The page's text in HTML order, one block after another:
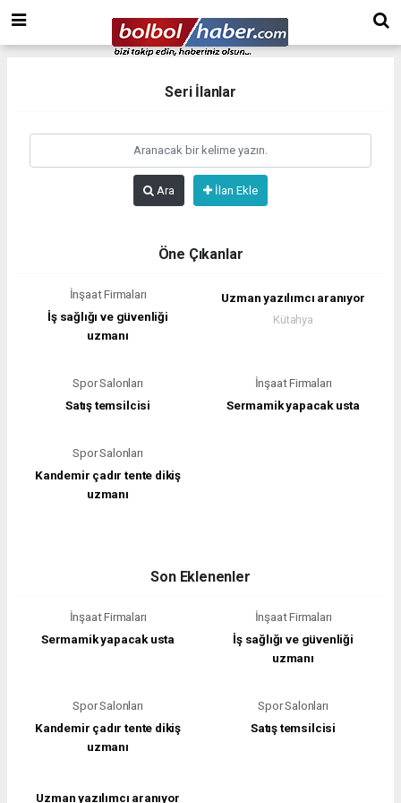
Seri İlanlar
Ara İlan Ekle
Öne Çıkanlar
İnşaat Firmaları
İş sağlığı ve güvenliği
uzmanı
Uzman yazılımcı aranıyor
Kütahya
Spor Salonları
Satış temsilcisi
İnşaat Firmaları
Sermamik yapacak usta
Spor Salonları
Kandemir çadır tente dikiş
uzmanı
Son Eklenenler
İnşaat Firmaları
Sermamik yapacak usta
İnşaat Firmaları
İş sağlığı ve güvenliği
uzmanı
Spor Salonları
Kandemir çadır tente dikiş
uzmanı
Spor Salonları
Satış temsilcisi
Uzman yazılımcı aranıyor